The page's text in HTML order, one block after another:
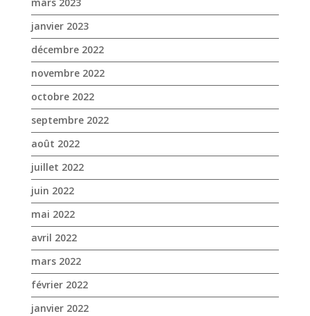
janvier 2023
décembre 2022
novembre 2022
octobre 2022
septembre 2022
août 2022
juillet 2022
juin 2022
mai 2022
avril 2022
mars 2022
février 2022
janvier 2022